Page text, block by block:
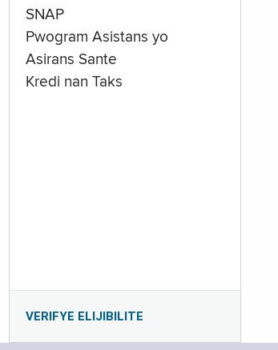
SNAP
Pwogram Asistans yo
Asirans Sante
Kredi nan Taks
VERIFYE ELIJIBILITE